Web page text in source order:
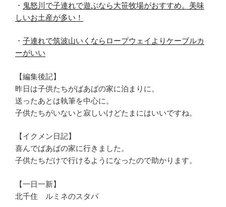
・ 鬼怒川で子連れで遊ぶなら大笹牧場がおすすめ。美味
しいお土産が多い！
・ 子連れで筑波山いくならロープウェイよりケーブルカ
ーがいい
【編集後記】
昨日は子供たちがばあばの家に泊まりに。
送ったあとは執筆を中心に。
子供たちがいないと寂しいけどたまにはいいですね。
【イクメン日記】
喜んでばあばの家に行きました。
子供たちだけで行けるようになったので助かります。
【一日一新】
北千住 ルミネのスタバ